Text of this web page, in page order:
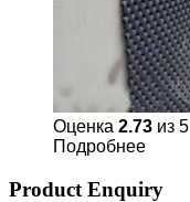
Оценка 2.73 из 5
Подробнее
Product Enquiry